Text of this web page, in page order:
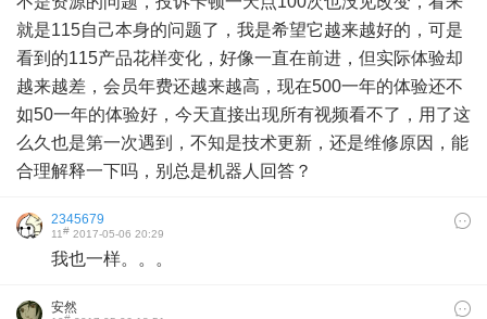
就是115自己本身的问题了，我是希望它越来越好的，可是
看到的115产品花样变化，好像一直在前进，但实际体验却
越来越差，会员年费还越来越高，现在500一年的体验还不
如50一年的体验好，今天直接出现所有视频看不了，用了这
么久也是第一次遇到，不知是技术更新，还是维修原因，能
合理解释一下吗，别总是机器人回答？
2345679
11# 2017-05-06 20:29
我也一样。。。
安然